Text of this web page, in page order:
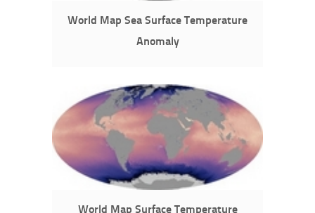
World Map Sea Surface Temperature
Anomaly
World Map Surface Temperature